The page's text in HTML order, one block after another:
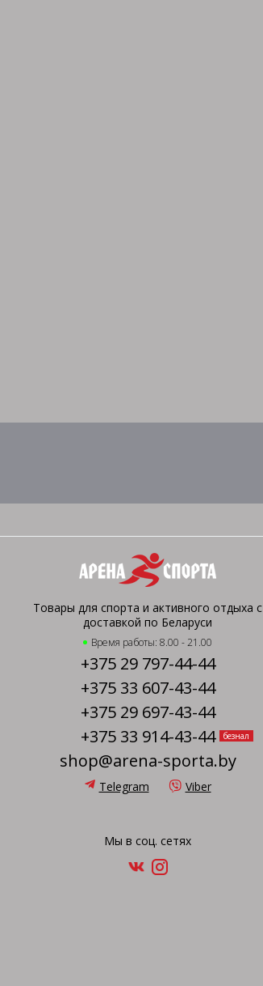
Товары для спорта и активного отдыха с
доставкой по Беларуси
Время работы: 8.00 - 21.00
+375 29 797-44-44
+375 33 607-43-44
+375 29 697-43-44
+375 33 914-43-44
безнал
shop@arena-sporta.by
Telegram Viber
Мы в соц. сетях